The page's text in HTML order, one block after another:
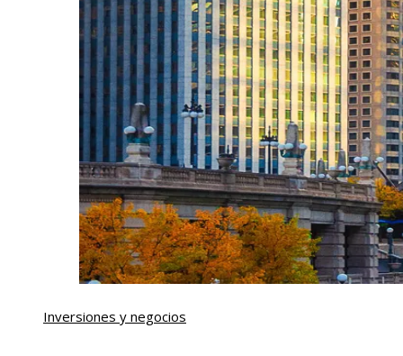
Inversiones y negocios